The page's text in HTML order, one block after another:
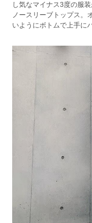
し気なマイナス3度の服
ノースリーブトップス。
いようにボトムで上手に